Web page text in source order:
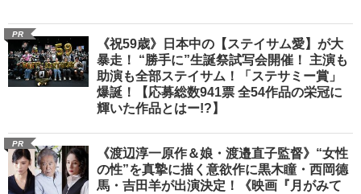
PR
《祝59歳》日本中の【ステイサム愛】が大
暴走！ “勝手に”生誕祭試写会開催！ 主演も
助演も全部ステイサム！「ステサミー賞」
爆誕！【応募総数941票 全54作品の栄冠に
輝いた作品とはー!?】
PR
《渡辺淳一原作＆娘・渡邉直子監督》“女性
の性”を真摯に描く意欲作に黒木瞳・西岡德
馬・吉田羊が出演決定！《映画『月がみて